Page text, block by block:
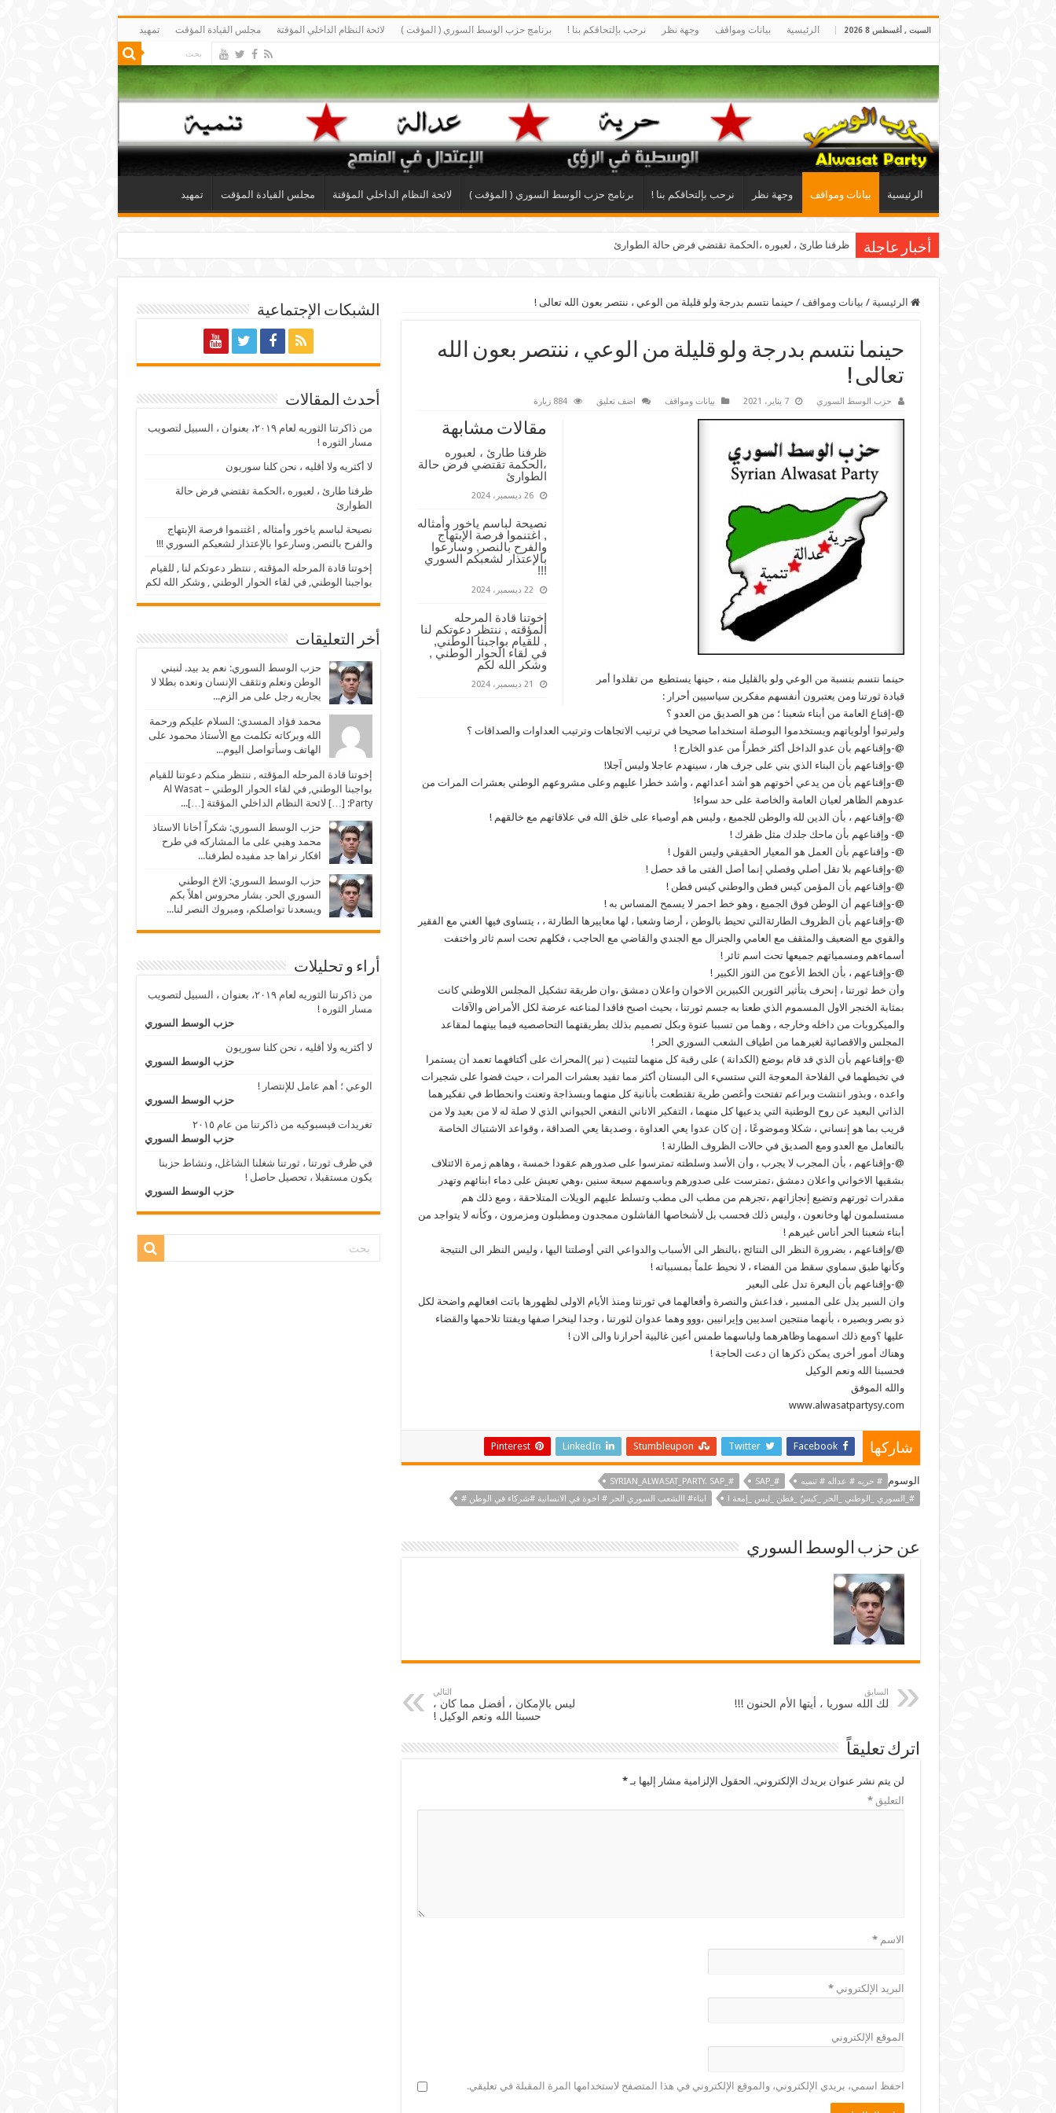
السبت , أغسطس 8 2026 الرئيسية بيانات ومواقف وجهة نظر نرحب بإلتحاقكم بنا ! برنامج حزب الوسط السوري ( المؤقت ) لائحة النظام الداخلي المؤقتة مجلس القيادة المؤقت تمهيد
الرئيسية بيانات ومواقف وجهة نظر نرحب بإلتحاقكم بنا ! برنامج حزب الوسط السوري ( المؤقت ) لائحة النظام الداخلي المؤقتة مجلس القيادة المؤقت تمهيد
أخبار عاجلة ظرفنا طارئ ، لعبوره ،الحكمة تقتضي فرض حالة الطوارئ
الرئيسية / بيانات ومواقف / حينما نتسم بدرجة ولو قليلة من الوعي ، ننتصر بعون الله تعالى !
حينما نتسم بدرجة ولو قليلة من الوعي ، ننتصر بعون الله
تعالى !
حزب الوسط السوري 7 يناير، 2021 بيانات ومواقف اضف تعليق 884 زيارة
مقالات مشابهة
ظرفنا طارئ ، لعبوره
،الحكمة تقتضي فرض حالة
الطوارئ
26 ديسمبر، 2024
نصيحة لباسم ياخور وأمثاله
, اغتنموا فرصة الإبتهاج
والفرح بالنصر, وسارعوا
بالإعتذار لشعبكم السوري
!!!
22 ديسمبر، 2024
إخوتنا قادة المرحله
المؤقته , ننتظر دعوتكم لنا
, للقيام بواجبنا الوطني,
في لقاء الحوار الوطني ,
وشكر الله لكم
21 ديسمبر، 2024
حينما نتسم بنسبة من الوعي ولو بالقليل منه ، حينها يستطيع من تقلدوا أمر
قيادة ثورتنا ومن يعتبرون أنفسهم مفكرين سياسيين أحرار :
@-إقناع العامة من أبناء شعبنا ؛ من هو الصديق من العدو ؟
وليرتبوا أولوياتهم ويستخدموا البوصلة استخداما صحيحا في ترتيب الاتجاهات وترتيب العداوات والصداقات ؟
@-وإقناعهم بأن عدو الداخل أكثر خطراً من عدو الخارج !
@-وإقناعهم بأن البناء الذي بني على جرف هار ، سينهدم عاجلا وليس آجلا!
@-وإقناعهم بأن من يدعي أخوتهم هو أشد أعدائهم ، وأشد خطرا عليهم وعلى مشروعهم الوطني بعشرات المرات من
عدوهم الظاهر لعيان العامة والخاصة على حد سواء!
@-وإقناعهم ، بأن الدين لله والوطن للجميع ، وليس هم أوصياء على خلق الله في علاقاتهم مع خالقهم !
@- وإقناعهم بأن ماحك جلدك مثل ظفرك !
@- وإقناعهم بأن العمل هو المعيار الحقيقي وليس القول !
@-وإقناعهم بلا تقل أصلي وفصلي إنما أصل الفتى ما قد حصل !
@-وإقناعهم بأن المؤمن كيس فطن والوطني كيس فطن !
@-وإقناعهم أن الوطن فوق الجميع ، وهو خط احمر لا يسمح المساس به !
@-وإقناعهم بأن الظروف الطارئةالتي تحيط بالوطن ، أرضا وشعبا ، لها معاييرها الطارئة ، ، يتساوى فيها الغني مع الفقير
والقوي مع الضعيف والمثقف مع العامي والجنرال مع الجندي والقاضي مع الحاجب ، فكلهم تحت اسم ثائر واختفت
أسماءهم ومسمياتهم جميعها تحت اسم ثائر !
@-وإقناعهم ، بأن الخط الأعوج من الثور الكبير !
وأن خط ثورتنا ، إنحرف بتأثير الثورين الكبيرين الاخوان واعلان دمشق ،وان طريقة تشكيل المجلس اللاوطني كانت
بمثابة الخنجر الاول المسموم الذي طعنا به جسم ثورتنا ، بحيث اصبح فاقدا لمناعنه عرضة لكل الأمراض والآفات
والميكروبات من داخله وخارجه ، وهما من تسببا عنوة وبكل تصميم بذلك بطريقتهما التحاصصيه فيما بينهما لمقاعد
المجلس والاقصائية لغيرهما من اطياف الشعب السوري الحر !
@-وإقناعهم بأن الذي قد قام بوضع (الكدانة ) على رقبة كل منهما لتثبيت ( نير )المحراث على أكتافهما تعمد أن يستمرا
في تخبطهما في الفلاحة المعوجة التي ستسيء الى البستان أكثر مما تفيد بعشرات المرات ، حيث قضوا على شجيرات
واعده ، وبذور انتشت وبراعم تفتحت وأغصن طرية تقتطعت بأنانية كل منهما وبسذاجة وتعنت وانحطاط في تفكيرهما
الذاتي البعيد عن روح الوطنية التي يدعيها كل منهما ، التفكير الاناني النفعي الحيواني الذي لا صلة له لا من بعيد ولا من
قريب بما هو إنساني ، شكلا وموضوعًا ، إن كان عدوا يعي العداوة ، وصديقا يعي الصداقة ، وقواعد الاشتباك الخاصة
بالتعامل مع العدو ومع الصديق في حالات الظروف الطارئة !
@-وإقناعهم ، بأن المجرب لا يجرب ، وأن الأسد وسلطته تمترسوا على صدورهم عقودا خمسة ، وهاهم زمرة الائتلاف
بشقيها الاخواني واعلان دمشق ،تمترست على صدورهم وباسمهم سبعة سنين ،وهي تعيش على دماء ابنائهم وتهدر
مقدرات ثورتهم وتضيع إنجازاتهم ،تجرهم من مطب الى مطب وتسلط عليهم الويلات المتلاحقة ، ومع ذلك هم
مستسلمون لها وخانعون ، وليس ذلك فحسب بل لأشخاصها الفاشلون ممجدون ومطبلون ومزمرون ، وكأنه لا يتواجد من
أبناء شعبنا الحر أناس غيرهم !
@/وإقناعهم ، بضرورة النظر الى النتائج ،بالنظر الى الأسباب والدواعي التي أوصلتنا اليها ، وليس النظر الى النتيجة
وكأنها طبق سماوي سقط من الفضاء ، لا نحيط علماً بمسبباته !
@-وإقناعهم بأن البعرة تدل على البعير
وان السير يدل على المسير ، فداعش والنصرة وأفعالهما في ثورتنا ومنذ الأيام الاولى لظهورها باتت افعالهم واضحة لكل
ذو بصر وبصيره ، بأنهما منتجين اسديين وإيرانيين ،ووو وهما عدوان لثورتنا ، وجدا لينخرا صفها ويفتتا تلاحمها والقضاء
عليها ؟ومع ذلك اسمهما وظاهرهما ولباسهما طمس أعين غالبية أحرارنا والى الان !
وهناك أمور أخرى يمكن ذكرها ان دعت الحاجة !
فحسبنا الله ونعم الوكيل
والله الموفق
www.alwasatpartysy.com
شاركها Facebook
Twitter
Stumbleupon
LinkedIn
Pinterest
الوسوم # حريه # عداله # تنميه #_SAP
#_SYRIAN_ALWASAT_PARTY. SAP
#_السوري _الوطني _الحر _كيسٌ _فطن _ليس _إمعة !
ابناء# االشعب السوري الحر # اخوة في الانسانية #شركاء في الوطن #
عن حزب الوسط السوري
السابق
لك الله سوريا ، أيتها الأم الحنون !!!
التالي
ليس بالإمكان ، أفضل مما كان ،
حسبنا الله ونعم الوكيل !
اترك تعليقاً
لن يتم نشر عنوان بريدك الإلكتروني. الحقول الإلزامية مشار إليها بـ*
التعليق*
الاسم*
البريد الإلكتروني*
الموقع الإلكتروني
احفظ اسمي، بريدي الإلكتروني، والموقع الإلكتروني في هذا المتصفح لاستخدامها المرة المقبلة في تعليقي.
الشبكات الإجتماعية
أحدث المقالات
من ذاكرتنا الثوريه لعام ٢٠١٩، بعنوان ، السبيل لتصويب
مسار الثوره !
لا أكثريه ولا أقليه ، نحن كلنا سوريون
ظرفنا طارئ ، لعبوره ،الحكمة تقتضي فرض حالة
الطوارئ
نصيحة لباسم ياخور وأمثاله , اغتنموا فرصة الإبتهاج
والفرح بالنصر, وسارعوا بالإعتذار لشعبكم السوري !!!
إخوتنا قادة المرحله المؤقته , ننتظر دعوتكم لنا , للقيام
بواجبنا الوطني, في لقاء الحوار الوطني , وشكر الله لكم
أخر التعليقات
حزب الوسط السوري: نعم يد بيد. لنبني
الوطن ونعلم ونثقف الإنسان ونعده بطلا لا
يجاريه رجل على مر الزم...
محمد فؤاد المسدي: السلام عليكم ورحمة
الله وبركاته تكلمت مع الأستاذ محمود على
الهاتف وسأتواصل اليوم...
إخوتنا قادة المرحله المؤقته , ننتظر منكم دعوتنا للقيام
بواجبنا الوطني, في لقاء الحوار الوطني – Al Wasat
Party: […] لائحة النظام الداخلي المؤقتة […]...
حزب الوسط السوري: شكراً أخانا الاستاذ
محمد وهبي على ما المشاركه في طرح
افكار نراها جد مفيده لطرفنا...
حزب الوسط السوري: الاخ الوطني
السوري الحر. بشار محروس اهلاً بكم
ويسعدنا تواصلكم، ومبروك النصر لنا...
أراء و تحليلات
من ذاكرتنا الثوريه لعام ٢٠١٩، بعنوان ، السبيل لتصويب
مسار الثوره !
حزب الوسط السوري
لا أكثريه ولا أقليه ، نحن كلنا سوريون
حزب الوسط السوري
الوعي ؛ أهم عامل للإنتصار !
حزب الوسط السوري
تغريدات فيسبوكيه من ذاكرتنا من عام ٢٠١٥
حزب الوسط السوري
في ظرف ثورتنا ، ثورتنا شغلنا الشاغل، ونشاط حزبنا
يكون مستقبلا ، تحصيل حاصل !
حزب الوسط السوري